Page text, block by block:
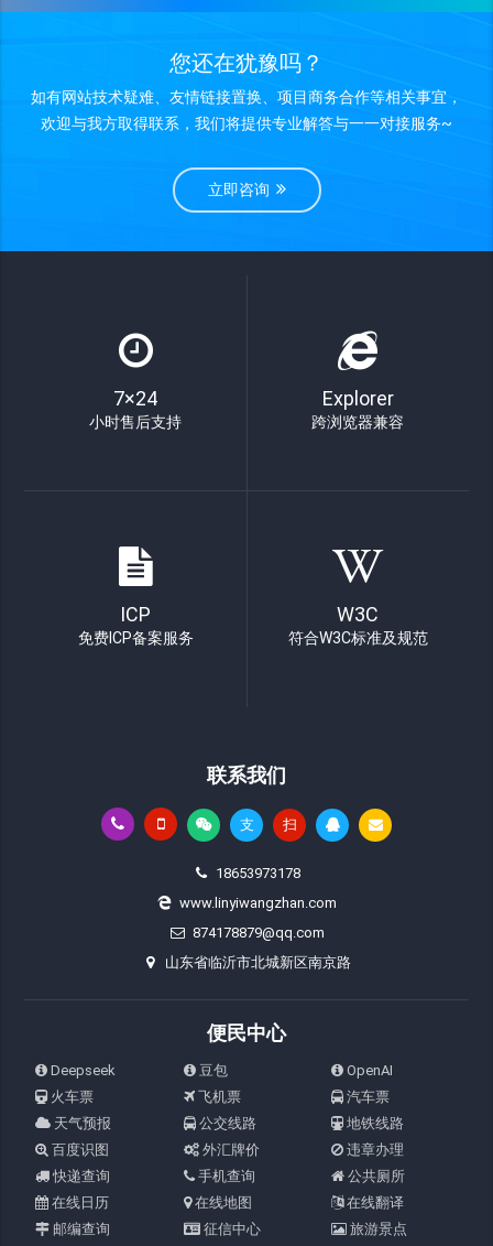
您还在犹豫吗？
如有网站技术疑难、友情链接置换、项目商务合作等相关事宜，
欢迎与我方取得联系，我们将提供专业解答与一一对接服务~
立即咨询
7×24
小时售后支持
Explorer
跨浏览器兼容
ICP
免费ICP备案服务
W3C
符合W3C标准及规范
联系我们
支 扫
18653973178
www.linyiwangzhan.com
874178879@qq.com
山东省临沂市北城新区南京路
便民中心
Deepseek 豆包
OpenAI
火车票
飞机票
汽车票
天气预报
公交线路
地铁线路
百度识图
外汇牌价
违章办理
快递查询
手机查询
公共厕所
在线日历
在线地图
在线翻译
邮编查询
征信中心
旅游景点